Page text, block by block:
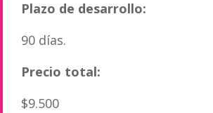
Plazo de desarrollo:
90 días.
Precio total:
$9.500